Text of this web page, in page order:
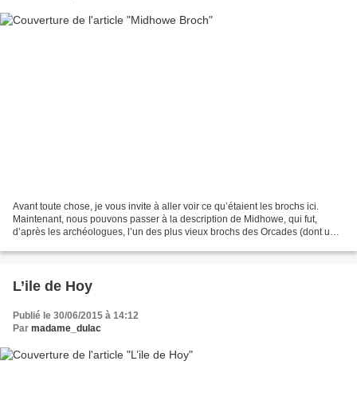
Avant toute chose, je vous invite à aller voir ce qu’étaient les brochs ici.
Maintenant, nous pouvons passer à la description de Midhowe, qui fut,
d’après les archéologues, l’un des plus vieux brochs des Orcades (dont une
L’ile de Hoy
Publié le 30/06/2015 à 14:12
Par madame_dulac